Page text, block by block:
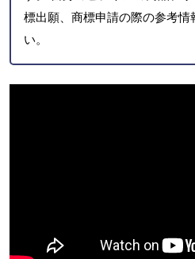
標出願、商標申請の際の参考情
い。